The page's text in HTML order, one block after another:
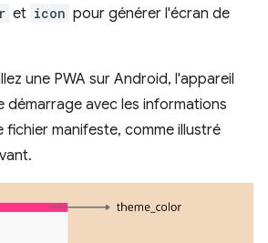
et icon pour générer l'écran de
une PWA sur Android, l'appareil
démarrage avec les informations
manifeste, comme illustré